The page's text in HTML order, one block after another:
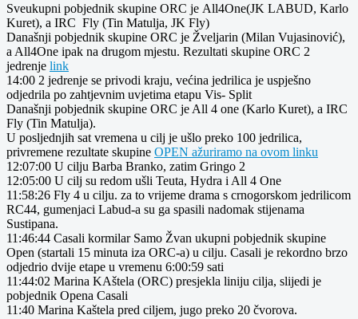
Sveukupni pobjednik skupine ORC je All4One(JK LABUD, Karlo
Kuret), a IRC Fly (Tin Matulja, JK Fly)
Današnji pobjednik skupine ORC je Žveljarin (Milan Vujasinović),
a All4One ipak na drugom mjestu. Rezultati skupine ORC 2
jedrenje link
14:00 2 jedrenje se privodi kraju, većina jedrilica je uspješno
odjedrila po zahtjevnim uvjetima etapu Vis- Split
Današnji pobjednik skupine ORC je All 4 one (Karlo Kuret), a IRC
Fly (Tin Matulja).
U posljednjih sat vremena u cilj je ušlo preko 100 jedrilica,
privremene rezultate skupine OPEN ažuriramo na ovom linku
12:07:00 U cilju Barba Branko, zatim Gringo 2
12:05:00 U cilj su redom ušli Teuta, Hydra i All 4 One
11:58:26 Fly 4 u cilju. za to vrijeme drama s crnogorskom jedrilicom
RC44, gumenjaci Labud-a su ga spasili nadomak stijenama
Sustipana.
11:46:44 Casali kormilar Samo Žvan ukupni pobjednik skupine
Open (startali 15 minuta iza ORC-a) u cilju. Casali je rekordno brzo
odjedrio dvije etape u vremenu 6:00:59 sati
11:44:02 Marina KAštela (ORC) presjekla liniju cilja, slijedi je
pobjednik Opena Casali
11:40 Marina Kaštela pred ciljem, jugo preko 20 čvorova.